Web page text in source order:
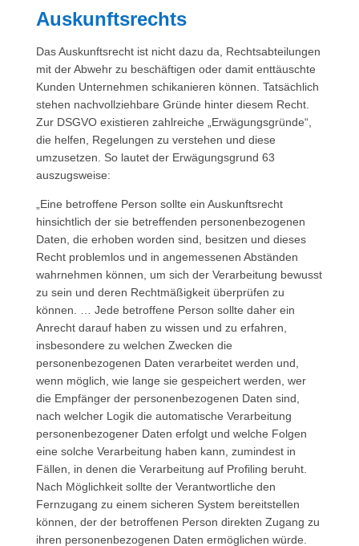
Auskunftsrechts
Das Auskunftsrecht ist nicht dazu da, Rechtsabteilungen
mit der Abwehr zu beschäftigen oder damit enttäuschte
Kunden Unternehmen schikanieren können. Tatsächlich
stehen nachvollziehbare Gründe hinter diesem Recht.
Zur DSGVO existieren zahlreiche „Erwägungsgründe“,
die helfen, Regelungen zu verstehen und diese
umzusetzen. So lautet der Erwägungsgrund 63
auszugsweise:
„Eine betroffene Person sollte ein Auskunftsrecht
hinsichtlich der sie betreffenden personenbezogenen
Daten, die erhoben worden sind, besitzen und dieses
Recht problemlos und in angemessenen Abständen
wahrnehmen können, um sich der Verarbeitung bewusst
zu sein und deren Rechtmäßigkeit überprüfen zu
können. … Jede betroffene Person sollte daher ein
Anrecht darauf haben zu wissen und zu erfahren,
insbesondere zu welchen Zwecken die
personenbezogenen Daten verarbeitet werden und,
wenn möglich, wie lange sie gespeichert werden, wer
die Empfänger der personenbezogenen Daten sind,
nach welcher Logik die automatische Verarbeitung
personenbezogener Daten erfolgt und welche Folgen
eine solche Verarbeitung haben kann, zumindest in
Fällen, in denen die Verarbeitung auf Profiling beruht.
Nach Möglichkeit sollte der Verantwortliche den
Fernzugang zu einem sicheren System bereitstellen
können, der der betroffenen Person direkten Zugang zu
ihren personenbezogenen Daten ermöglichen würde.